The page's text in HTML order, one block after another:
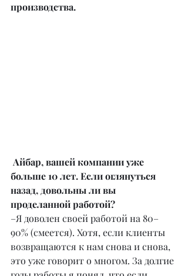
производства.
Айбар, вашей компании уже
больше 10 лет. Если оглянуться
назад, довольны ли вы
проделанной работой?
–Я доволен своей работой на 80–
90% (смеется). Хотя, если клиенты
возвращаются к нам снова и снова,
это уже говорит о многом. За долгие